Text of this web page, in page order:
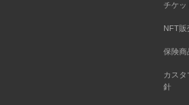
チケッ
NFT販
保険商
カス
針